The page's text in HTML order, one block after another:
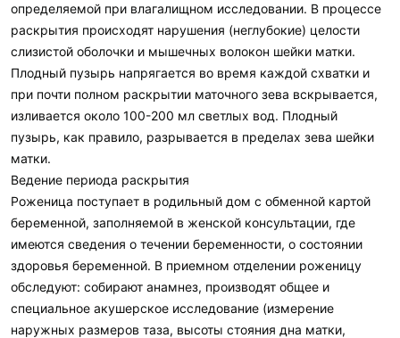
определяемой при влагалищном исследовании. В процессе
раскрытия происходят нарушения (неглубокие) целости
слизистой оболочки и мышечных волокон шейки матки.
Плодный пузырь напрягается во время каждой схватки и
при почти полном раскрытии маточного зева вскрывается,
изливается около 100-200 мл светлых вод. Плодный
пузырь, как правило, разрывается в пределах зева шейки
матки.
Ведение периода раскрытия
Роженица поступает в родильный дом с обменной картой
беременной, заполняемой в женской консультации, где
имеются сведения о течении беременности, о состоянии
здоровья беременной. В приемном отделении роженицу
обследуют: собирают анамнез, производят общее и
специальное акушерское исследование (измерение
наружных размеров таза, высоты стояния дна матки,